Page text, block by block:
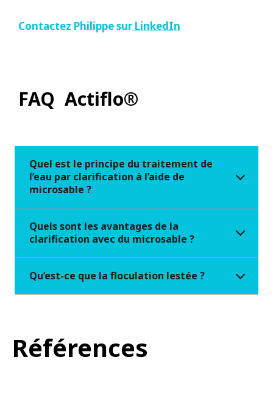
Contactez Philippe surLinkedIn
FAQ Actiflo®
Quel est le principe du traitement de
l’eau par clarification à l’aide de
microsable ?
Quels sont les avantages de la
clarification avec du microsable ?
Qu’est-ce que la floculation lestée ?
Références